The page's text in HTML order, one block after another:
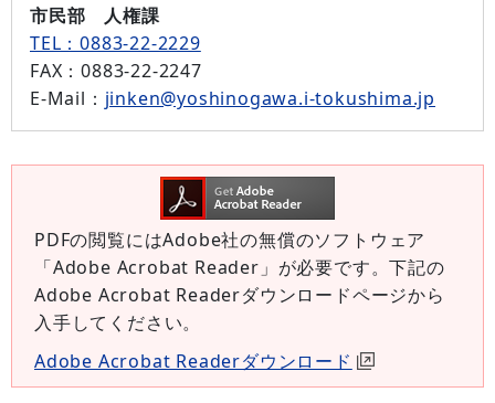
市民部 人権課
TEL：0883-22-2229
FAX ：0883-22-2247
E-Mail ： jinken@yoshinogawa.i-tokushima.jp
PDFの閲覧にはAdobe社の無償のソフトウェア
「Adobe Acrobat Reader」が必要です。下記の
Adobe Acrobat Readerダウンロードページから
入手してください。
Adobe Acrobat Readerダウンロード